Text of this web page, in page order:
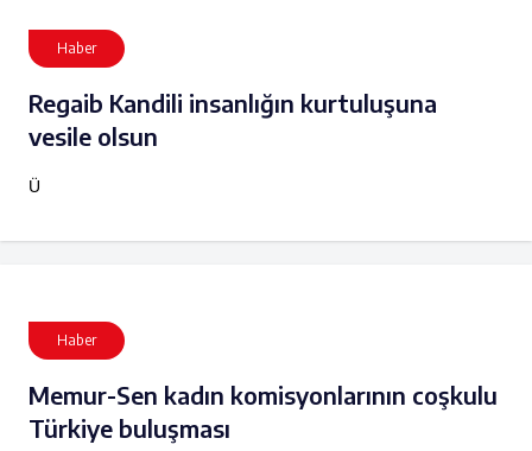
Haber
Regaib Kandili insanlığın kurtuluşuna
vesile olsun
Ü
Haber
Memur-Sen kadın komisyonlarının coşkulu
Türkiye buluşması